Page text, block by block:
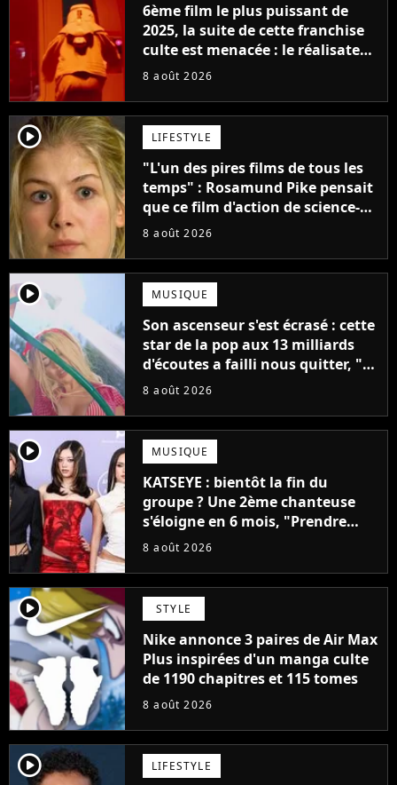
6ème film le plus puissant de
2025, la suite de cette franchise
culte est menacée : le réalisateur
claque la porte pour "différends
8 août 2026
player2 LIFESTYLE
"L'un des pires films de tous les
temps" : Rosamund Pike pensait
que ce film d'action de science-
fiction avec Dwayne Johnson
8 août 2026
player2 MUSIQUE
Son ascenseur s'est écrasé : cette
star de la pop aux 13 milliards
d'écoutes a failli nous quitter, "Je
pensais ne plus jamais chanter"
8 août 2026
player2 MUSIQUE
KATSEYE : bientôt la fin du
groupe ? Une 2ème chanteuse
s'éloigne en 6 mois, "Prendre
cette décision n’a pas été facile"
8 août 2026
player2 STYLE
Nike annonce 3 paires de Air Max
Plus inspirées d'un manga culte
de 1190 chapitres et 115 tomes
8 août 2026
player2 LIFESTYLE